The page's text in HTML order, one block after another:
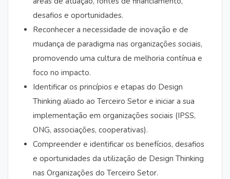
desafios e oportunidades.
Reconhecer a necessidade de inovação e de
mudança de paradigma nas organizações sociais,
promovendo uma cultura de melhoria contínua e
foco no impacto.
Identificar os princípios e etapas do Design
Thinking aliado ao Terceiro Setor e iniciar a sua
implementação em organizações sociais (IPSS,
ONG, associações, cooperativas).
Compreender e identificar os benefícios, desafios
e oportunidades da utilização de Design Thinking
nas Organizações do Terceiro Setor.